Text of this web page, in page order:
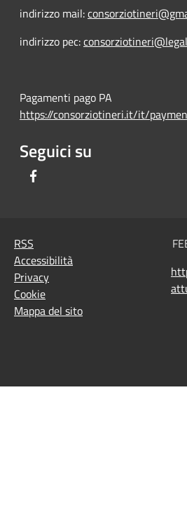
indirizzo mail:
indirizzo pec:
Pagamenti pago PA
https://consorziotineri.it/it/
Seguici su
RSS
Accessibilità
Privacy
Cookie
Mappa del sito